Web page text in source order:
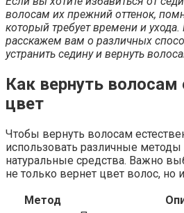
волосам их прежний оттенок,
который требует времени и
расскажем вам о различных
устранить седину и вернуть
Как вернуть волосам
цвет
Чтобы вернуть волосам
использовать различные
натуральные средства. Важно
не только вернет цвет волос, но
Метод